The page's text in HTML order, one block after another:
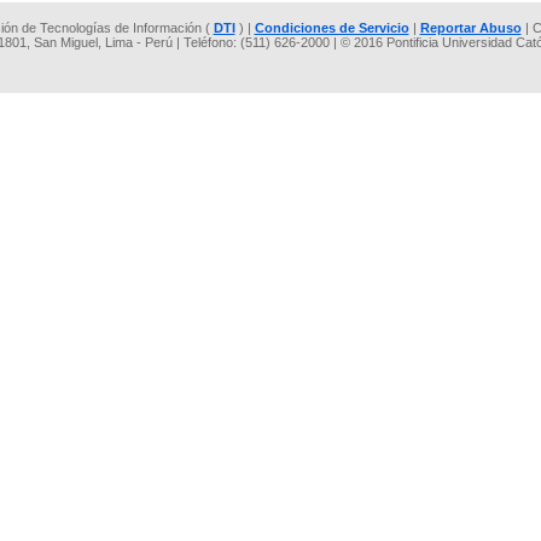
de Tecnologías de Información ( DTI) | Condiciones de Servicio| Reportar Abuso|
San Miguel, Lima - Perú | Teléfono: (511) 626-2000 | © 2016 Pontificia Universidad